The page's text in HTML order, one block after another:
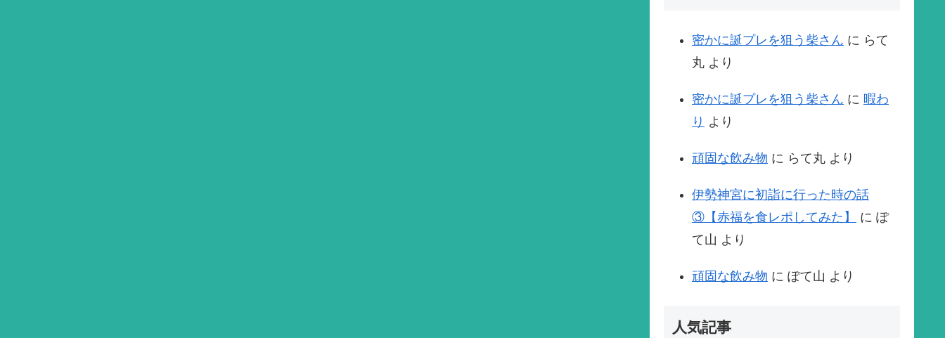
密かに誕プレを狙う柴さん に らて
丸 より
密かに誕プレを狙う柴さん に 暇わ
り より
頑固な飲み物 に らて丸 より
伊勢神宮に初詣に行った時の話
③【赤福を食レポしてみた】
に ぽ
て山 より
頑固な飲み物 に ぽて山 より
人気記事